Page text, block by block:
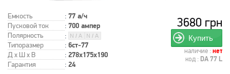
Емкость : 77 а/ч
Пусковой ток : 700 ампер
Полярность
:
Типоразмер
: 6ст-77
Д x Ш x В : 278x175x190
Гарантия : 24
3680 грн
Купить
наличие : нет
код : DA 77 L